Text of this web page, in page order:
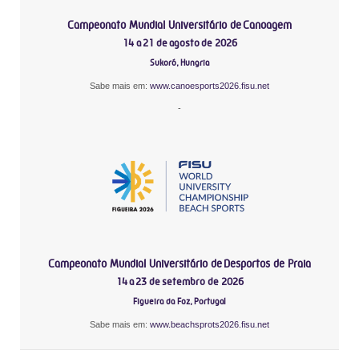
Campeonato Mundial Universitário de Canoagem
14 a 21 de agosto de 2026
Sukoró, Hungria
Sabe mais em: www.canoesports2026.fisu.net
-
Campeonato Mundial Universitário de Desportos de Praia
14 a 23 de setembro de 2026
Figueira da Foz, Portugal
Sabe mais em: www.beachsprots2026.fisu.net